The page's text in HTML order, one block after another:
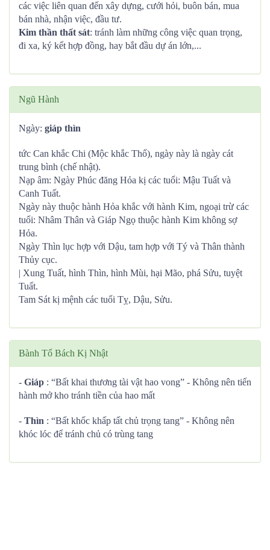
các việc liên quan đến xây dựng, cưới hỏi, buôn bán, mua
bán nhà, nhận việc, đầu tư.
Kim thần thất sát: tránh làm những công việc quan trọng,
đi xa, ký kết hợp đồng, hay bắt đầu dự án lớn,...
Ngũ Hành
Ngày: giáp thìn
tức Can khắc Chi (Mộc khắc Thổ), ngày này là ngày cát
trung bình (chế nhật).
Nạp âm: Ngày Phúc đăng Hỏa kị các tuổi: Mậu Tuất và
Canh Tuất.
Ngày này thuộc hành Hỏa khắc với hành Kim, ngoại trừ các
tuổi: Nhâm Thân và Giáp Ngọ thuộc hành Kim không sợ
Hỏa.
Ngày Thìn lục hợp với Dậu, tam hợp với Tý và Thân thành
Thủy cục.
| Xung Tuất, hình Thìn, hình Mùi, hại Mão, phá Sửu, tuyệt
Tuất.
Tam Sát kị mệnh các tuổi Tỵ, Dậu, Sửu.
Bành Tổ Bách Kị Nhật
- Giáp : “Bất khai thương tài vật hao vong” - Không nên tiến
hành mở kho tránh tiền của hao mất
- Thìn : “Bất khốc khấp tất chủ trọng tang” - Không nên
khóc lóc để tránh chủ có trùng tang